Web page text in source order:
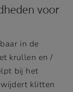
voor
in de
krullen en /
bij het
klitten